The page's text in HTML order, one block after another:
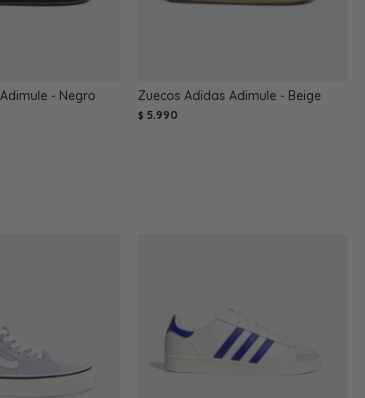
- Negro Zuecos Adidas Adimule - Beige
$ 5.990